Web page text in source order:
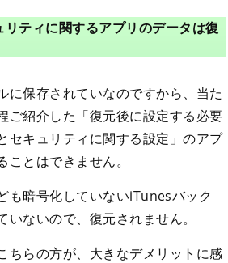
ティに関するアプリのデータは復
に保存されていなのですから、当た
ご紹介した「復元後に設定する必要
セキュリティに関する設定」のアプ
ことはできません。
も暗号化していないiTunesバック
いないので、復元されません。
ちらの方が、大きなデメリットに感